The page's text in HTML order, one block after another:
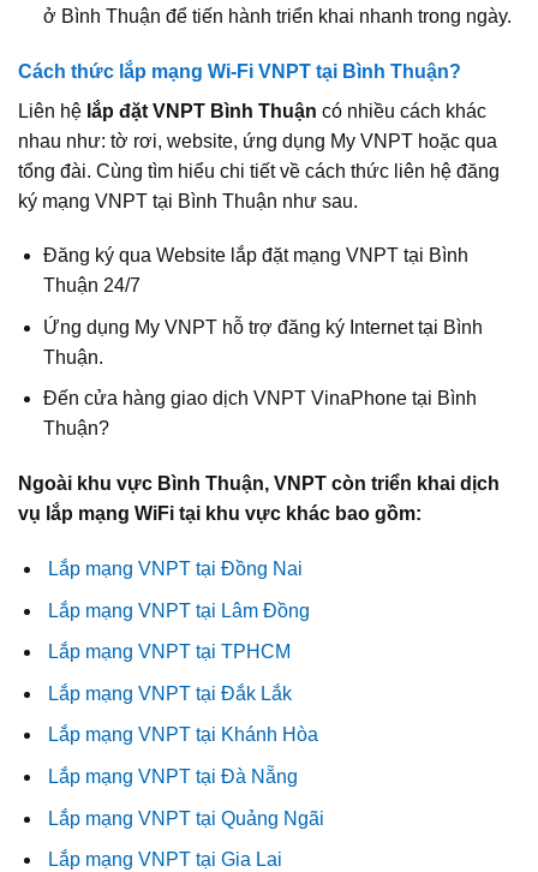
ở Bình Thuận để tiến hành triển khai nhanh trong ngày.
Cách thức lắp mạng Wi‑Fi VNPT tại Bình Thuận?
Liên hệ lắp đặt VNPT Bình Thuận có nhiều cách khác
nhau như: tờ rơi, website, ứng dụng My VNPT hoặc qua
tổng đài. Cùng tìm hiểu chi tiết về cách thức liên hệ đăng
ký mạng VNPT tại Bình Thuận như sau.
Đăng ký qua Website lắp đặt mạng VNPT tại Bình
Thuận 24/7
Ứng dụng My VNPT hỗ trợ đăng ký Internet tại Bình
Thuận.
Đến cửa hàng giao dịch VNPT VinaPhone tại Bình
Thuận?
Ngoài khu vực Bình Thuận, VNPT còn triển khai dịch
vụ lắp mạng WiFi tại khu vực khác bao gồm:
Lắp mạng VNPT tại Đồng Nai
Lắp mạng VNPT tại Lâm Đồng
Lắp mạng VNPT tại TPHCM
Lắp mạng VNPT tại Đắk Lắk
Lắp mạng VNPT tại Khánh Hòa
Lắp mạng VNPT tại Đà Nẵng
Lắp mạng VNPT tại Quảng Ngãi
Lắp mạng VNPT tại Gia Lai